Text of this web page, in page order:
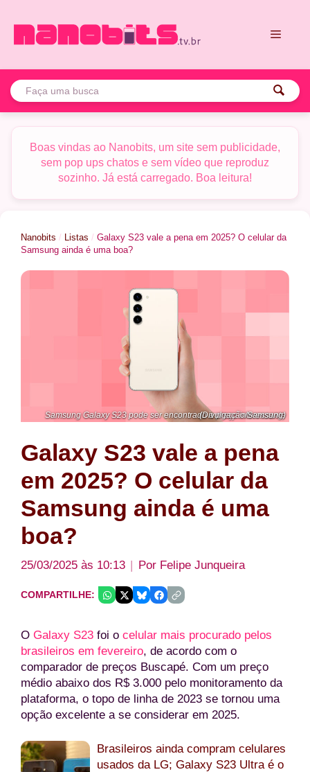
para
Boas vindas ao Nanobits, um site sem publicidade,
sem pop ups chatos e sem vídeo que reproduz
sozinho. Já está carregado. Boa leitura!
Nanobits / Listas / Galaxy S23 vale a pena em 2025? O celular da
Samsung ainda é uma boa?
Samsung Galaxy S23 pode ser encontrado a preço interessante (Divulgação/Samsung)
Galaxy S23 vale a pena
em 2025? O celular da
Samsung ainda é uma
boa?
25/03/2025 às 10:13 Por Felipe Junqueira
COMPARTILHE:
O Galaxy S23 foi o celular mais procurado pelos
brasileiros em fevereiro, de acordo com o
comparador de preços Buscapé. Com um preço
médio abaixo dos R$ 3.000 pelo monitoramento da
plataforma, o topo de linha de 2023 se tornou uma
opção excelente a se considerar em 2025.
Brasileiros ainda compram celulares
usados da LG; Galaxy S23 Ultra é o